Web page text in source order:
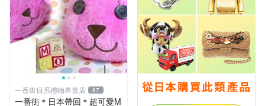
一番街日系禮物專賣店 87
一番街＊日本帶回＊超可愛M